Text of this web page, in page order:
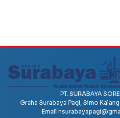
PT. SURABAYA SORE
Graha Surabaya Pagi, Simo
Email